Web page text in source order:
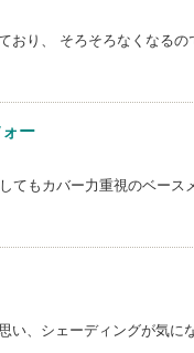
おり、 そろそろなくなる
ー
てもカバー力重視のベー
い、シェーディングが気に